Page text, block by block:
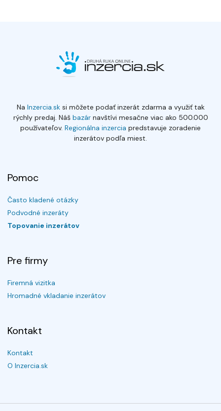
Na Inzercia.sksi môžete podať inzerát zdarma a využiť tak
rýchly predaj. Náš bazárnavštívi mesačne viac ako 500.000
používateľov. Regionálna inzercia predstavuje zoradenie
inzerátov podľa miest.
Pomoc
Často kladené otázky
Podvodné inzeráty
Topovanie inzerátov
Pre firmy
Firemná vizitka
Hromadné vkladanie inzerátov
Kontakt
Kontakt
O Inzercia.sk